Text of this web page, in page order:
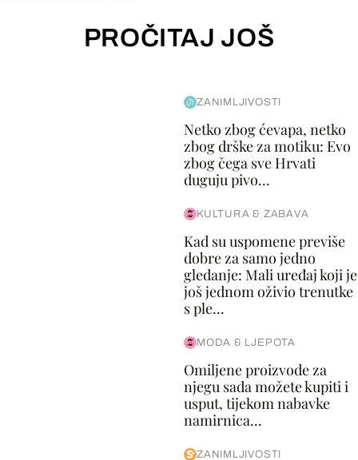
PROČITAJ JOŠ
ZANIMLJIVOSTI
Netko zbog ćevapa, netko
zbog drške za motiku: Evo
zbog čega sve Hrvati
duguju pivo...
KULTURA & ZABAVA
Kad su uspomene previše
dobre za samo jedno
gledanje: Mali uređaj koji je
još jednom oživio trenutke
s ple...
MODA & LJEPOTA
Omiljene proizvode za
njegu sada možete kupiti i
usput, tijekom nabavke
namirnica...
ZANIMLJIVOSTI